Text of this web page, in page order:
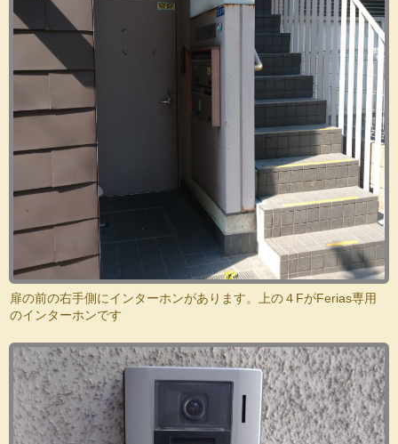
扉の前の右手側にインターホンがあります。上の４FがFerias専用
のインターホンです